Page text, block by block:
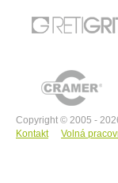
Copyright © 2005 -
Kontakt
Volná